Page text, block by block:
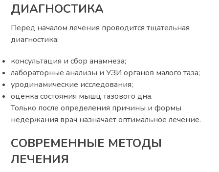
ДИАГНОСТИКА
Перед началом лечения проводится тщательная
диагностика:
консультация и сбор анамнеза;
лабораторные анализы и УЗИ органов малого таза;
уродинамические исследования;
оценка состояния мышц тазового дна.
Только после определения причины и формы
недержания врач назначает оптимальное лечение.
СОВРЕМЕННЫЕ МЕТОДЫ
ЛЕЧЕНИЯ